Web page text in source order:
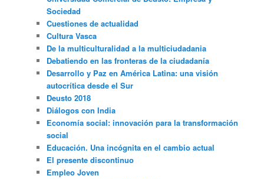
Sociedad
Cuestiones de actualidad
Cultura Vasca
De la multiculturalidad a la multiciudadania
Debatiendo en las fronteras de la ciudadanía
Desarrollo y Paz en América Latina: una visión
autocrítica desde el Sur
Deusto 2018
Diálogos con India
Economía social: innovación para la transformación
social
Educación. Una incógnita en el cambio actual
El presente discontinuo
Empleo Joven